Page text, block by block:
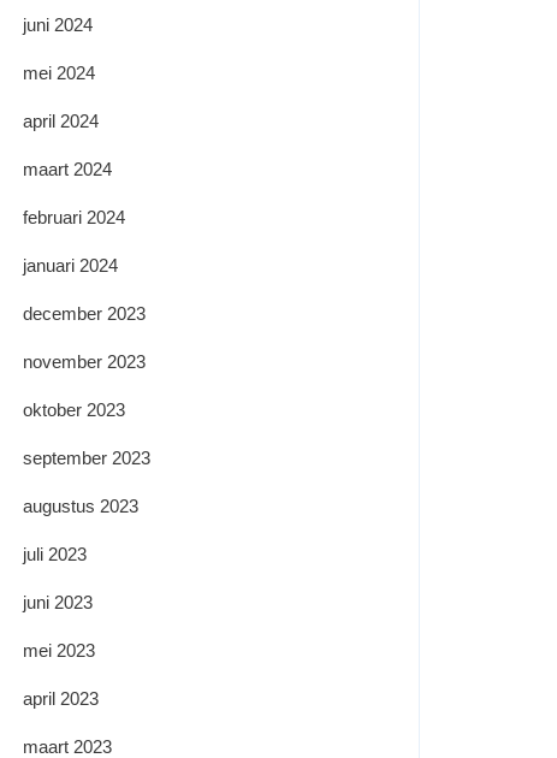
juni 2024
mei 2024
april 2024
maart 2024
februari 2024
januari 2024
december 2023
november 2023
oktober 2023
september 2023
augustus 2023
juli 2023
juni 2023
mei 2023
april 2023
maart 2023